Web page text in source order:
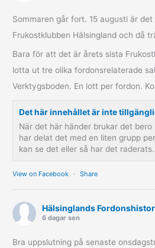
Sommaren går fort. 15 augusti är
Frukostklubben Hälsingland och då
Bara för att det är årets sista
lotta ut tre olika fordonsrelaterade
Verktygsboden. En lott per fordon.
Det här innehållet är inte
När det här händer brukar det
har delat det med en liten grupp
kan se det eller så har det raderats.
View on Facebook · Share
Hälsinglands
6 dagar sen
Bra uppslutning på senaste